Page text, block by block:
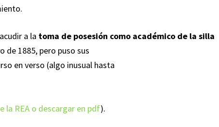
a la toma de posesión como académico de la silla
de 1885, pero puso sus
en verso (algo inusual hasta
la REA o descargar en pdf).